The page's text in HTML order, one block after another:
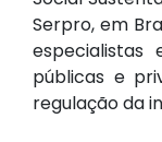
Serpro, em
especialistas
públicas e
regulação da